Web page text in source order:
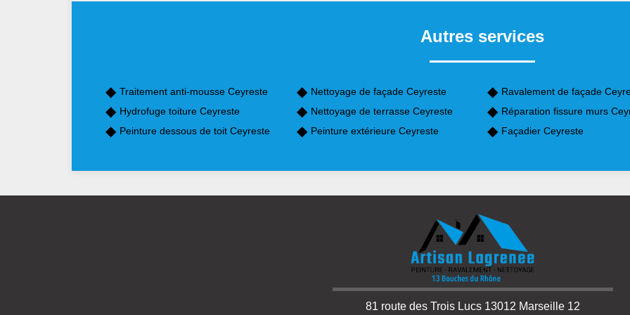
Autres services
Traitement anti-mousse Ceyreste
Hydrofuge toiture Ceyreste
Peinture dessous de toit Ceyreste
Nettoyage de façade Ceyreste
Nettoyage de terrasse Ceyreste
Peinture extérieure Ceyreste
Ravalement de façade
Réparation fissure murs
Façadier Ceyreste
81 route des Trois Lucs 13012 Marseille 12